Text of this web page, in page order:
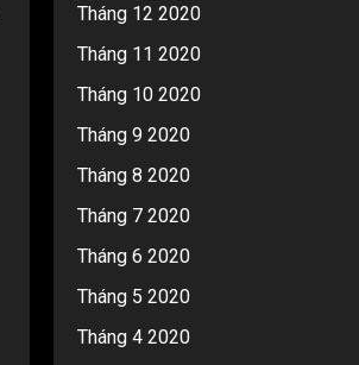
Tháng 12 2020
Tháng 11 2020
Tháng 10 2020
Tháng 9 2020
Tháng 8 2020
Tháng 7 2020
Tháng 6 2020
Tháng 5 2020
Tháng 4 2020